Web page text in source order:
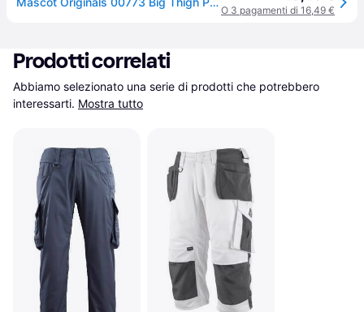
O 3 pagamenti di 16,49 €
Prodotti correlati
Abbiamo selezionato una serie di prodotti che potrebbero
interessarti. Mostra tutto